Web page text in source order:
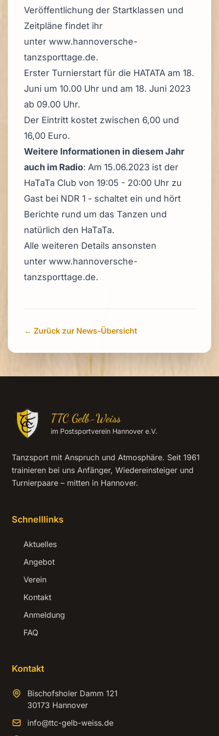
Veröffentlichung der Startklassen und
Zeitpläne findet ihr
unter www.hannoversche-
tanzsporttage.de.
Erster Turnierstart für die HATATA am 18.
Juni um 10.00 Uhr und am 18. Juni 2023
ab 09.00 Uhr.
Der Eintritt kostet zwischen 6,00 und
16,00 Euro.
Weitere Informationen in diesem Jahr
auch im Radio: Am 15.06.2023 ist der
HaTaTa Club von 19:05 - 20:00 Uhr zu
Gast bei NDR 1 - schaltet ein und hört
Berichte rund um das Tanzen und
natürlich den HaTaTa.
Alle weiteren Details ansonsten
unter www.hannoversche-
tanzsporttage.de.
← Zurück zur News-Übersicht
TTC Gelb-Weiss
im Postsportverein Hannover e.V.
Tanzsport mit Anspruch und Atmosphäre. Seit 1961
trainieren bei uns Anfänger, Wiedereinsteiger und
Turnierpaare – mitten in Hannover.
Schnelllinks
Aktuelles
Angebot
Verein
Kontakt
Anmeldung
FAQ
Kontakt
Bischofsholer Damm 121
30173 Hannover
info@ttc-gelb-weiss.de